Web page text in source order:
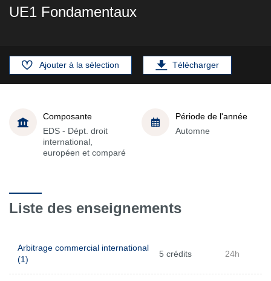
UE1 Fondamentaux
Ajouter à la sélection Télécharger
Composante
EDS - Dépt. droit
international,
européen et comparé
Période de l'année
Automne
Liste des enseignements
Arbitrage commercial international
(1)
5 crédits 24h